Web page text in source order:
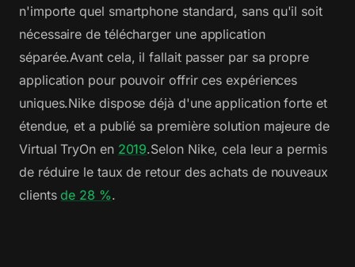
n'importe quel smartphone standard, sans qu'il soit
nécessaire de télécharger une application
séparée.Avant cela, il fallait passer par sa propre
application pour pouvoir offrir ces expériences
uniques.Nike dispose déjà d'une application forte et
étendue, et a publié sa première solution majeure de
Virtual TryOn en 2019.Selon Nike, cela leur a permis
de réduire le taux de retour des achats de nouveaux
clientsde 28 %.